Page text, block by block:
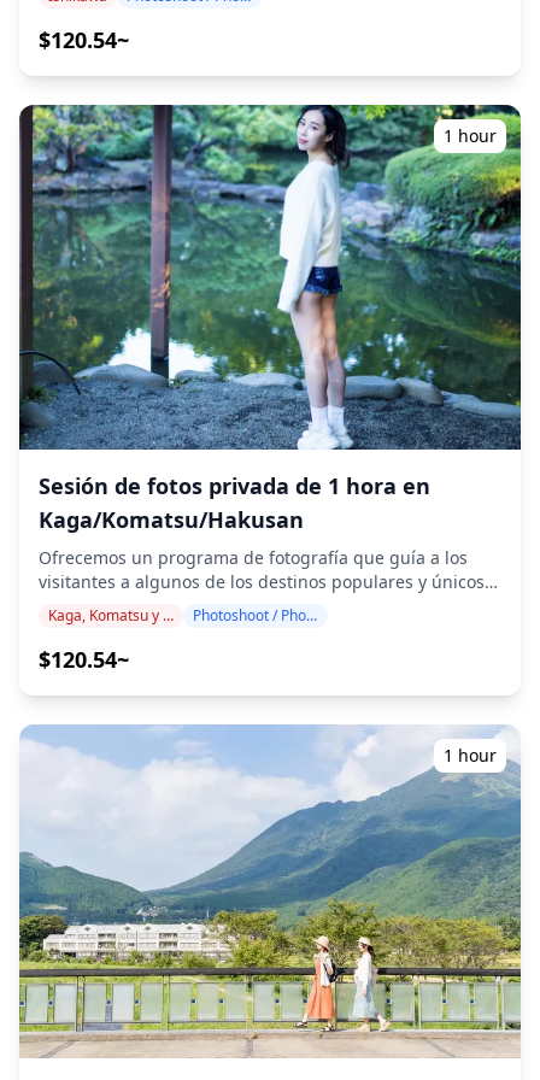
de viaje, capturando composiciones naturales e
favor, comparta su ubicación preferida con nosotros!) Las
sesiones de fotografía están disponibles en cualquier
lugar de Ishikawa y se pueden reservar con hasta 3 días
de antelación. Organizaremos un fotógrafo que hable
inglés/japonés. Los 100+ archivos de fotos originales se
entregan en el plazo de una semana, y puede
seleccionar sus 10 fotos favoritas para su reenvío. Se
realizan correcciones para evocar una atmósfera
específica y, si se desea, se pueden realizar ajustes en el
estado de ánimo y el color. ¡Permítanos capturar sus
momentos especiales en Ishikawa a través de nuestros
servicios de fotografía! ◆ Información importante: ・Si
llega tarde a la hora de la reunión programada, la
duración de la sesión y la cantidad de fotos entregadas
pueden reducirse. ・Si se pronostica lluvia para el lugar
de la sesión 3 días antes de la fecha programada o si
opciones disponibles: (1) reprogramar la fecha y la hora,
(2) cambiar la ubicación o (3) cancelar la sesión. ![]
(https://assets.hldycdn.com/bc6a6cee-f9bb-454a-8f24-
d5580bce0b94.png) ![]
(https://assets.hldycdn.com/59d73c08-7d80-4d2f-85e5-
5929f1d838d5.png)
$120.54~
1 hour
Sesión de fotos privada de 1 hora en
Kaga/Komatsu/Hakusan
Ofrecemos un programa de fotografía que guía a los
visitantes a algunos de los destinos populares y únicos
de Kaga, Komatsu y Hakusan. Dirigido por fotógrafos
altamente cualificados, nuestro programa se adapta a su
horario de viaje, capturando composiciones naturales e
favor, comparta su ubicación preferida con nosotros!) Las
sesiones de fotografía están disponibles en cualquier
lugar de Kaga / Komatsu / Hakusan y se pueden reservar
con hasta 3 días de antelación. Nos encargaremos de
que haya un fotógrafo que hable inglés/japonés. Los
más de 100 archivos de fotos originales se entregan en
el plazo de una semana, y puede seleccionar sus 10
fotos favoritas para que se vuelvan a entregar. Se
realizan correcciones para evocar una atmósfera
específica y, si se desea, se pueden realizar ajustes en el
estado de ánimo y el color. ¡Permítanos capturar sus
momentos especiales en Kaga, Komatsu y Hakusan a
través de nuestros servicios de fotografía! ◆ Información
importante: ・Si llega tarde a la hora de reunión
programada, la duración de la sesión y la cantidad de
fotos entregadas pueden reducirse. ・Si se pronostica
Kaga, Komatsu y Hakusan Photoshoot / Photo tour
$120.54~
1 hour